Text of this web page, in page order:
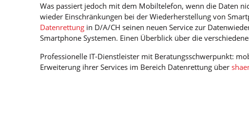
Was passiert jedoch mit dem Mobiltelefon, wenn die Daten
wieder Einschränkungen bei der Wiederherstellung von
Datenrettung in D/A/CH seinen neuen Service zur
Smartphone Systemen. Einen Überblick über die
Professionelle IT-Dienstleister mit Beratungsschwerpunkt:
Erweiterung ihrer Services im Bereich Datenrettung über